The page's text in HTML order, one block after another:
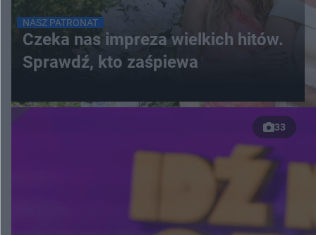
NASZ PATRONAT
Czeka nas impreza wielkich hitów.
Sprawdź, kto zaśpiewa
33